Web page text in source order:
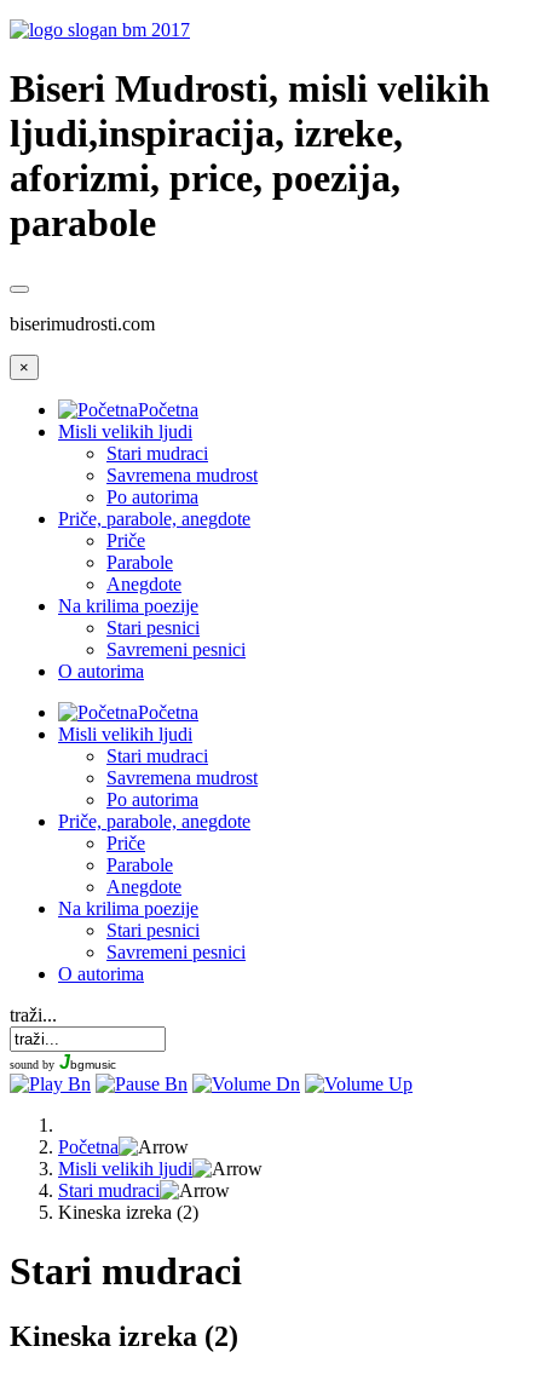
Biseri Mudrosti, misli velikih
ljudi,inspiracija, izreke,
aforizmi, price, poezija,
parabole
biserimudrosti.com
×
Početna
Misli velikih ljudi
Stari mudraci
Savremena mudrost
Po autorima
Priče, parabole, anegdote
Priče
Parabole
Anegdote
Na krilima poezije
Stari pesnici
Savremeni pesnici
O autorima
Početna
Misli velikih ljudi
Stari mudraci
Savremena mudrost
Po autorima
Priče, parabole, anegdote
Priče
Parabole
Anegdote
Na krilima poezije
Stari pesnici
Savremeni pesnici
O autorima
traži...
sound by Jbgmusic
Početna
Misli velikih ljudi
Stari mudraci
Kineska izreka (2)
Stari mudraci
Kineska izreka (2)